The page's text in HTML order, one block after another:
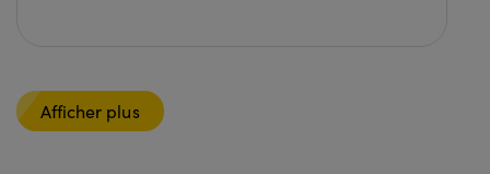
Afficher plus